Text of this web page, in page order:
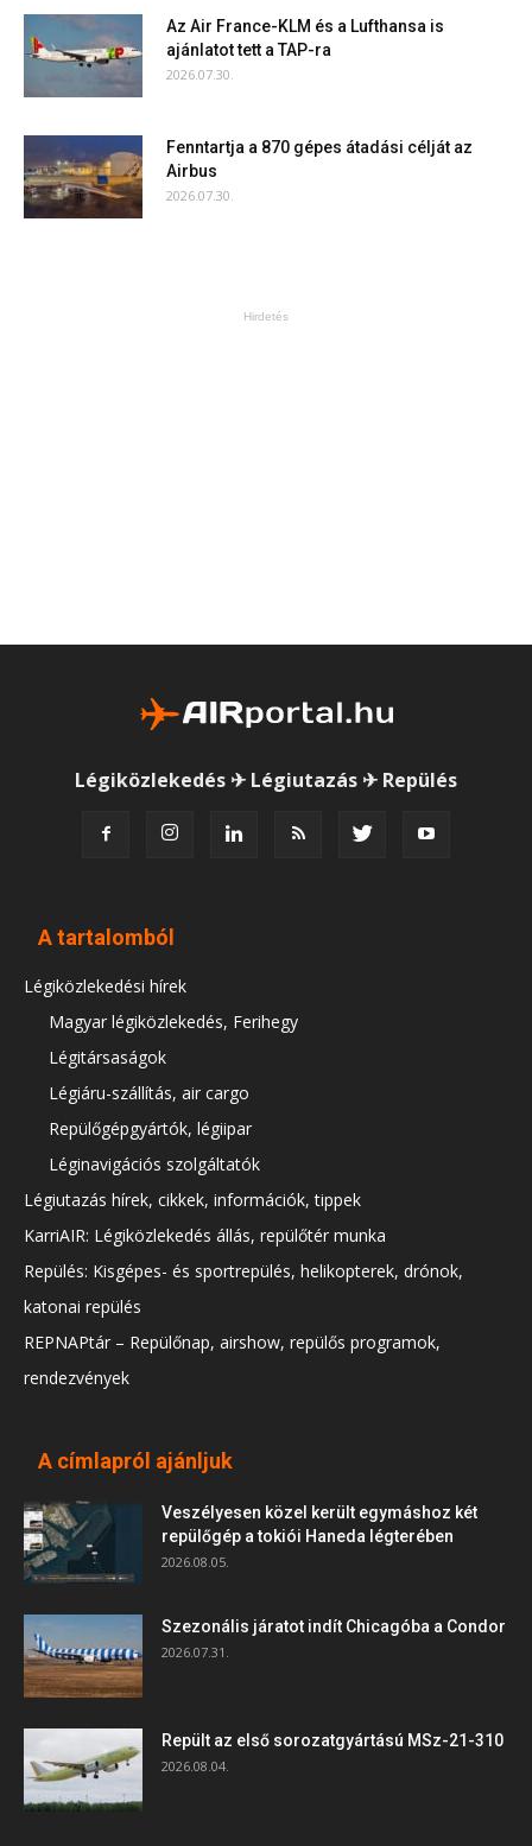
Az Air France-KLM és a Lufthansa is
ajánlatot tett a TAP-ra
2026.07.30.
Fenntartja a 870 gépes átadási célját az
Airbus
2026.07.30.
Hirdetés
Légiközlekedés ✈ Légiutazás ✈ Repülés
A tartalomból
Légiközlekedési hírek
Magyar légiközlekedés, Ferihegy
Légitársaságok
Légiáru-szállítás, air cargo
Repülőgépgyártók, légiipar
Léginavigációs szolgáltatók
Légiutazás hírek, cikkek, információk, tippek
KarriAIR: Légiközlekedés állás, repülőtér munka
Repülés: Kisgépes- és sportrepülés, helikopterek, drónok,
katonai repülés
REPNAPtár – Repülőnap, airshow, repülős programok,
rendezvények
A címlapról ajánljuk
Veszélyesen közel került egymáshoz két
repülőgép a tokiói Haneda légterében
2026.08.05.
Szezonális járatot indít Chicagóba a Condor
2026.07.31.
Repült az első sorozatgyártású MSz-21-310
2026.08.04.